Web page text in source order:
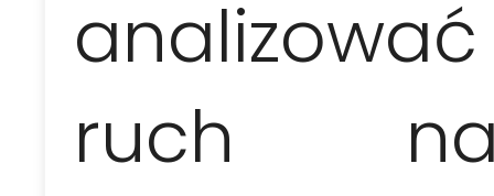
analizować
ruch na